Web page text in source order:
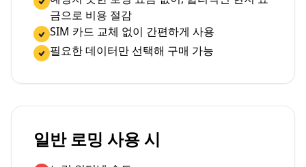
금으로 비용 절감
SIM 카드 교체 없이 간편하게 사용
필요한 데이터만 선택해 구매 가능
일반 로밍 사용 시